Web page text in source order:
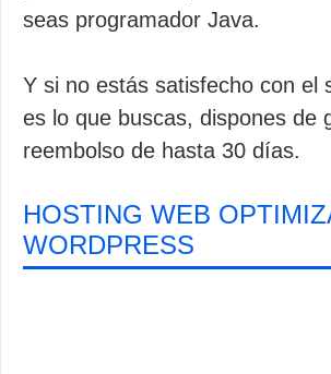
seas programador Java.
Y si no estás satisfecho con el
es lo que buscas, dispones de
reembolso de hasta 30 días.
HOSTING WEB
WORDPRESS